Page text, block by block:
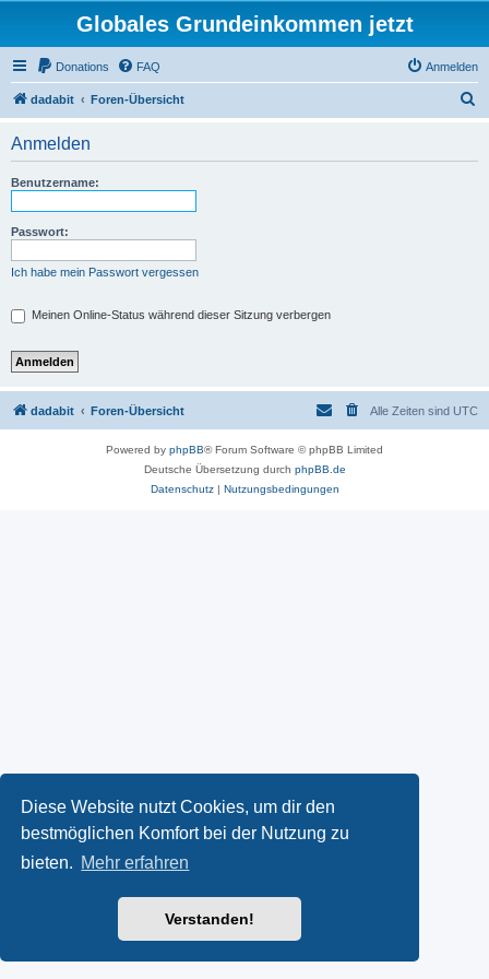
Diese Website nutzt Cookies, um dir den
bestmöglichen Komfort bei der Nutzung zu
bieten. Mehr erfahren
Verstanden!
Globales Grundeinkommen jetzt
Donations FAQ Anmelden
dadabit Foren-Übersicht
Anmelden
Benutzername:
Passwort:
Ich habe mein Passwort vergessen
Meinen Online-Status während dieser Sitzung verbergen
dadabit Foren-Übersicht Alle Zeiten sind UTC
Powered by phpBB® Forum Software © phpBB Limited
Deutsche Übersetzung durch phpBB.de
Datenschutz| Nutzungsbedingungen